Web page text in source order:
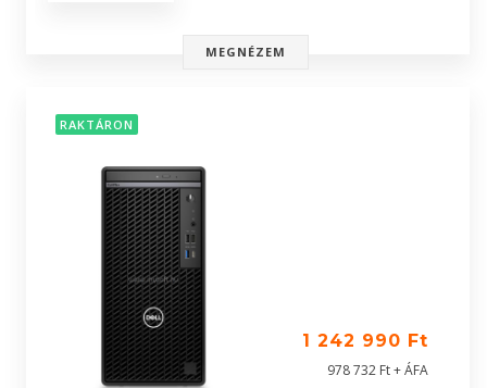
MEGNÉZEM
RAKTÁRON
1 242 990 Ft
978 732 Ft + ÁFA